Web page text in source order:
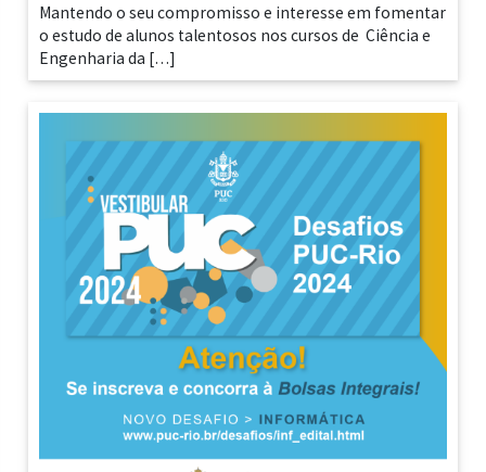
Mantendo o seu compromisso e interesse em fomentar
o estudo de alunos talentosos nos cursos de Ciência e
Engenharia da […]